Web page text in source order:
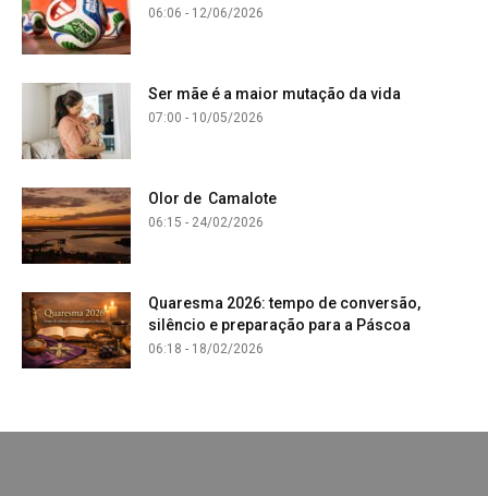
06:06 - 12/06/2026
Ser mãe é a maior mutação da vida
07:00 - 10/05/2026
Olor de Camalote
06:15 - 24/02/2026
Quaresma 2026: tempo de conversão,
silêncio e preparação para a Páscoa
06:18 - 18/02/2026